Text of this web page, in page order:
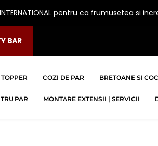
pentru ca frumusetea si
BAR
TOPPER COZI DE PAR BRETOANE SI
PAR MONTARE EXTENSII | SERVICII